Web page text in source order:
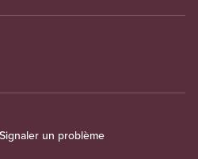
Signaler un problème